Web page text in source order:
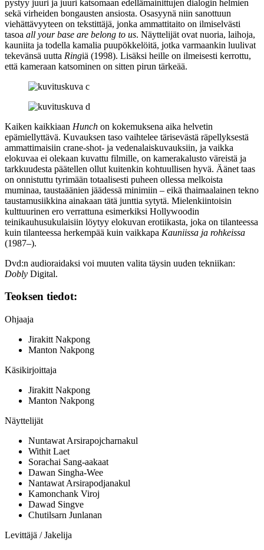
pystyy juuri ja juuri katsomaan edellämainittujen dialogin helmien
sekä virheiden bongausten ansiosta. Osasyynä niin sanottuun
viehättävyyteen on tekstittäjä, jonka ammattitaito on ilmiselvästi
tasoa all your base are belong to us. Näyttelijät ovat nuoria, laihoja,
kauniita ja todella kamalia puupökkelöitä, jotka varmaankin luulivat
tekevänsä uutta Ringiä (1998). Lisäksi heille on ilmeisesti kerrottu,
että kameraan katsominen on sitten pirun tärkeää.
Kaiken kaikkiaan Hunch on kokemuksena aika helvetin
epämiellyttävä. Kuvauksen taso vaihtelee tärisevästä räpellyksestä
ammattimaisiin crane‑shot‑ ja vedenalaiskuvauksiin, ja vaikka
elokuvaa ei olekaan kuvattu filmille, on kamerakalusto väreistä ja
tarkkuudesta päätellen ollut kuitenkin kohtuullisen hyvä. Äänet taas
on onnistuttu tyrimään totaalisesti puheen ollessa melkoista
muminaa, taustaäänien jäädessä minimiin – eikä thaimaalainen tekno
taustamusiikkina ainakaan tätä junttia sytytä. Mielenkiintoisin
kulttuurinen ero verrattuna esimerkiksi Hollywoodin
teinikauhusukulaisiin löytyy elokuvan erotiikasta, joka on tilanteessa
kuin tilanteessa herkempää kuin vaikkapa Kauniissa ja rohkeissa
(1987–).
Dvd:n audioraidaksi voi muuten valita täysin uuden tekniikan:
Dobly Digital.
Teoksen tiedot:
Ohjaaja
Jirakitt Nakpong
Manton Nakpong
Käsikirjoittaja
Jirakitt Nakpong
Manton Nakpong
Näyttelijät
Nuntawat Arsirapojcharnakul
Withit Laet
Sorachai Sang-aakaat
Dawan Singha-Wee
Nantawat Arsirapodjanakul
Kamonchank Viroj
Dawad Singve
Chutilsarn Junlanan
Levittäjä / Jakelija